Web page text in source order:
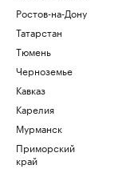
Ростов-на-Дону
Татарстан
Тюмень
Черноземье
Кавказ
Карелия
Мурманск
Приморский
край